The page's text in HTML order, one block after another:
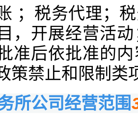
；税务代理；
，开展经营活
准后依批准的
策禁止和限制类
所公司经营范围